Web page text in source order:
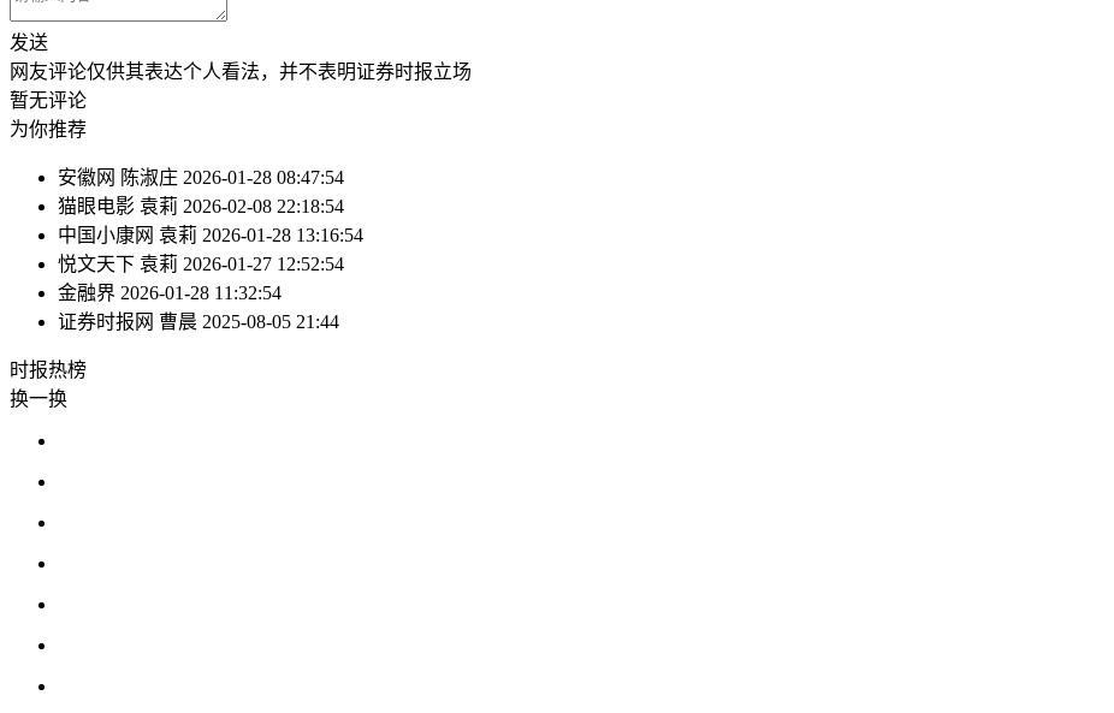
发送
网友评论仅供其表达个人看法，并不表明证券时报立场
暂无评论
为你推荐
安徽网 陈淑庄 2026-01-28 08:47:54
猫眼电影 袁莉 2026-02-08 22:18:54
中国小康网 袁莉 2026-01-28 13:16:54
悦文天下 袁莉 2026-01-27 12:52:54
金融界 2026-01-28 11:32:54
证券时报网 曹晨 2025-08-05 21:44
时报热榜
换一换